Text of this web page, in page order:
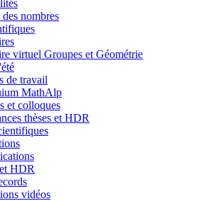
nombres
virtuel Groupes et Géométrie
de travail
MathAlp
et colloques
thèses et HDR
HDR
vidéos